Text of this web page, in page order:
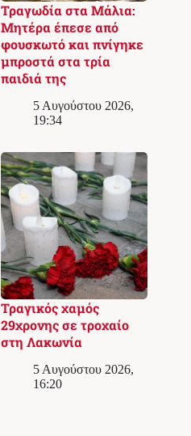
Τραγωδία στα Μάλια:
Μητέρα έπεσε από
φουσκωτό και πνίγηκε
μπροστά στα τρία
παιδιά της
5 Αυγούστου 2026,
19:34
Τραγικός χαμός
29χρονης σε τροχαίο
στη Λακωνία
5 Αυγούστου 2026,
16:20